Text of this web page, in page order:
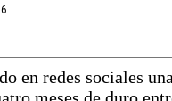
en redes sociales